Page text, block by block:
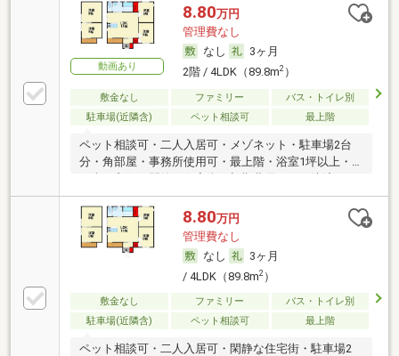
動画あり
8.80万円
管理費なし
なし
3ヶ月
2階 / 4LDK（89.8m2）
敷金なし ファミリー
バス・トイレ別
駐車場(近隣含)
ペット相談可 最上階
ペット相談可・二人入居可・メゾネット・駐車場2台
分・角部屋・事務所使用可・最上階・浴室1坪以上・
日当り良好・閑静な住宅街・初期費用カード決済可
8.80万円
管理費なし
なし
3ヶ月
/ 4LDK（89.8m2）
敷金なし ファミリー
バス・トイレ別
駐車場(近隣含)
ペット相談可 最上階
ペット相談可・二人入居可・閑静な住宅街・駐車場2